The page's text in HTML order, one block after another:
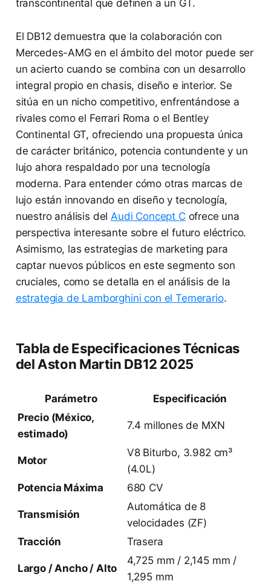
transcontinental que definen a un GT.
El DB12 demuestra que la colaboración con
Mercedes-AMG en el ámbito del motor puede ser
un acierto cuando se combina con un desarrollo
integral propio en chasis, diseño e interior. Se
sitúa en un nicho competitivo, enfrentándose a
rivales como el Ferrari Roma o el Bentley
Continental GT, ofreciendo una propuesta única
de carácter británico, potencia contundente y un
lujo ahora respaldado por una tecnología
moderna. Para entender cómo otras marcas de
lujo están innovando en diseño y tecnología,
nuestro análisis delAudi Concept Cofrece una
perspectiva interesante sobre el futuro eléctrico.
Asimismo, las estrategias de marketing para
captar nuevos públicos en este segmento son
cruciales, como se detalla en el análisis de la
estrategia de Lamborghini con el Temerario.
Tabla de Especificaciones Técnicas
del Aston Martin DB12 2025
Parámetro
Especificación
Precio (México,
estimado)
7.4 millones de MXN
Motor
V8 Biturbo, 3.982 cm³
(4.0L)
Potencia Máxima
680 CV
Transmisión
Automática de 8
velocidades (ZF)
Tracción
Trasera
Largo / Ancho / Alto
4,725 mm / 2,145 mm /
1,295 mm